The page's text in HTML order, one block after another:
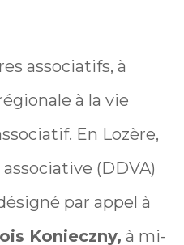
associatifs, à
à la vie
En Lozère,
(DDVA)
par appel à
Konieczny, à mi-